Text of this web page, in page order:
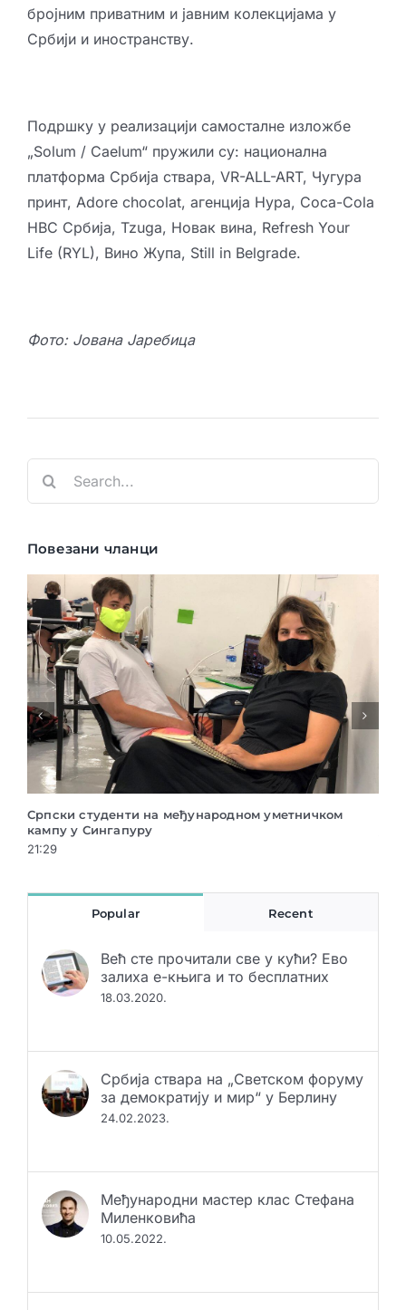
бројним приватним и јавним колекцијама у
Србији и иностранству.
Подршку у реализацији самосталне изложбе
„Solum / Caelum“ пружили су: национална
платформа Србија ствара, VR-ALL-ART, Чугура
принт, Adore chocolat, агенција Нура, Coca-Cola
HBC Србија, Tzuga, Новак вина, Refresh Your
Life (RYL), Вино Жупа, Still in Belgrade.
Фото: Јована Јаребица
Повезани чланци
Археолошка изложба „Сан неолитске“ ноћи
у Музеју Војводине
Popular Recent
Већ сте прочитали све у кући? Ево
залиха е-књига и то бесплатних
18.03.2020.
Србија ствара на „Светском форуму
за демократију и мир“ у Берлину
24.02.2023.
Међународни мастер клас Стефана
Миленковића
10.05.2022.